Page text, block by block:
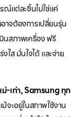
ณ์แต่ละชิ้นไม่ใช่แค่
าจต้องการเปลี่ยนรุ่น
นสภาพเครื่อง ฟรี
ใส มั่นใจได้ และจ่าย
-เก่า, Samsung ทุก
ม้จะอยู่ในสภาพใช้งาน